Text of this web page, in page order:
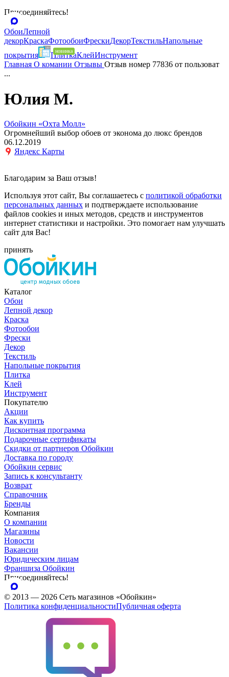
Присоединяйтесь!
ОбоиЛепной
декорКраскаФотообоиФрескиДекорТекстильНапольные
покрытия
ПлиткаКлейИнструмент
Главная О комании Отзывы Отзыв номер 77836 от пользоват
...
Юлия М.
Обойкин «Охта Молл»
Огромнейший выбор обоев от эконома до люкс брендов
06.12.2019
Яндекс Карты
Благодарим за Ваш отзыв!
Используя этот сайт, Вы соглашаетесь с политикой обработки
персональных данных и подтверждаете использование
файлов cookies и иных методов, средств и инструментов
интернет статистики и настройки. Это помогает нам улучшать
сайт для Вас!
принять
Каталог
Обои
Лепной декор
Краска
Фотообои
Фрески
Декор
Текстиль
Напольные покрытия
Плитка
Клей
Инструмент
Покупателю
Акции
Как купить
Дисконтная программа
Подарочные сертификаты
Скидки от партнеров Обойкин
Доставка по городу
Обойкин сервис
Запись к консультанту
Возврат
Справочник
Бренды
Компания
О компании
Магазины
Новости
Вакансии
Юридическим лицам
Франшиза Обойкин
Присоединяйтесь!
© 2013 — 2026 Сеть магазинов «Обойкин»
Политика конфиденциальностиПубличная оферта